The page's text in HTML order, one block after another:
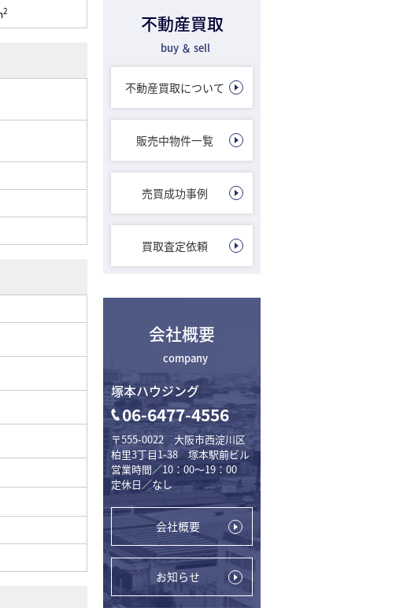
2
不動産買取
buy ＆ sell
不動産買取について
販売中物件一覧
売買成功事例
買取査定依頼
会社概要
company
塚本ハウジング
06-6477-4556
〒555-0022 大阪市西淀川区
柏里3丁目1-38 塚本駅前ビル
営業時間／10：00～19：00
定休日／なし
会社概要
お知らせ